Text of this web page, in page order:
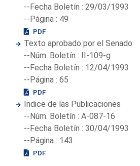
--Fecha Boletín : 29/03/1993
--Página : 49
PDF
Texto aprobado por el Senado
--Núm. Boletín : II-109-g
--Fecha Boletín : 12/04/1993
--Página : 65
PDF
Indice de las Publicaciones
--Núm. Boletín : A-087-16
--Fecha Boletín : 30/04/1993
--Página : 143
PDF